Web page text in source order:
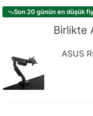
Son 20 günün en düşük
Birlikte
ASUS